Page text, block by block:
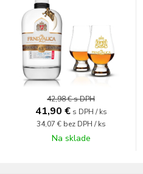
42,98 €s DPH
41,90 € s DPH / ks
34,07 € bez DPH / ks
Na sklade